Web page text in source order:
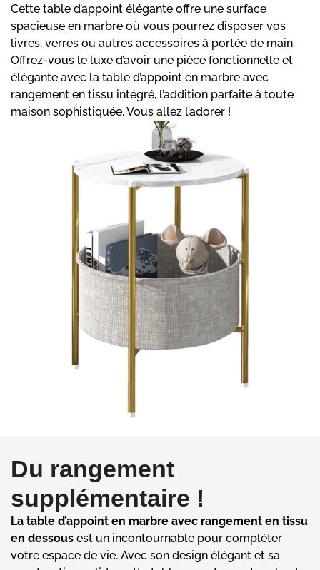
Cette table d’appoint élégante offre une surface
spacieuse en marbre où vous pourrez disposer vos
livres, verres ou autres accessoires à portée de main.
Offrez-vous le luxe d’avoir une pièce fonctionnelle et
élégante avec la table d’appoint en marbre avec
rangement en tissu intégré, l’addition parfaite à toute
maison sophistiquée. Vous allez l’adorer !
Du rangement
supplémentaire !
La table d’appoint en marbre avec rangement en tissu
en dessous est un incontournable pour compléter
votre espace de vie. Avec son design élégant et sa